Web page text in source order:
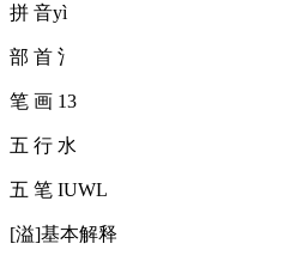
拼 音yì
部 首 氵
笔 画 13
五 行 水
五 笔 IUWL
[溢]基本解释